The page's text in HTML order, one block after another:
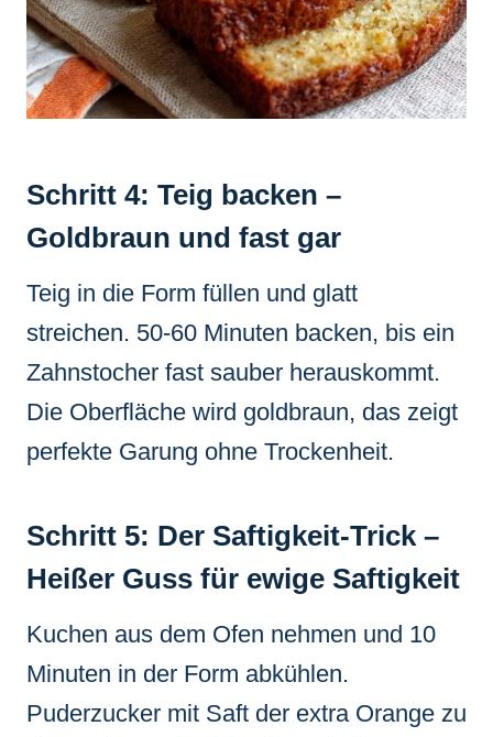
Schritt 4: Teig backen –
Goldbraun und fast gar
Teig in die Form füllen und glatt
streichen. 50-60 Minuten backen, bis ein
Zahnstocher fast sauber herauskommt.
Die Oberfläche wird goldbraun, das zeigt
perfekte Garung ohne Trockenheit.
Schritt 5: Der Saftigkeit-Trick –
Heißer Guss für ewige Saftigkeit
Kuchen aus dem Ofen nehmen und 10
Minuten in der Form abkühlen.
Puderzucker mit Saft der extra Orange zu